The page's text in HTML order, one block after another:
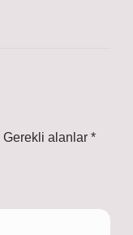
Gerekli alanlar *